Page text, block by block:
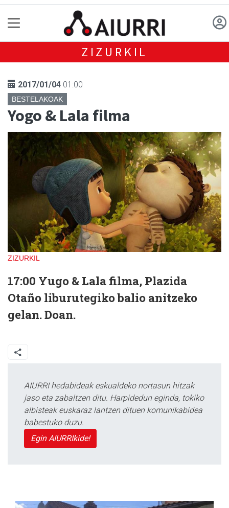
ZIZURKIL
2017/01/04 01:00
BESTELAKOAK
Yogo & Lala filma
ZIZURKIL
17:00 Yugo & Lala filma, Plazida
Otaño liburutegiko balio anitzeko
gelan. Doan.
AIURRI hedabideak eskualdeko nortasun hitzak
jaso eta zabaltzen ditu. Harpidedun eginda, tokiko
albisteak euskaraz lantzen dituen komunikabidea
babestuko duzu.
Egin AIURRIkide!